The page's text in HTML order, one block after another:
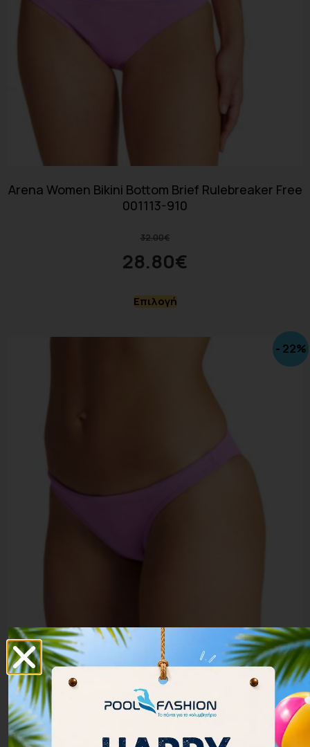
Arena Women Bikini Bottom Brief Rulebreaker Free
001113-910
32.00€
28.80€
Επιλογή
- 22%
Arena Women Bikini Bottom Brief Rulebreaker Free
001112-910
32.00€